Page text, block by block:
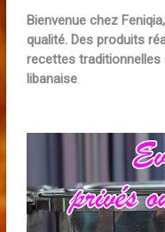
Bienvenue chez
qualité. Des produits
recettes
libanaise.